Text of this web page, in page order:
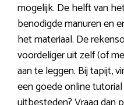
mogelijk. De helft van
benodigde manuren en
het materiaal. De
voordeliger uit zelf (of
aan te leggen. Bij tapijt,
een goede online